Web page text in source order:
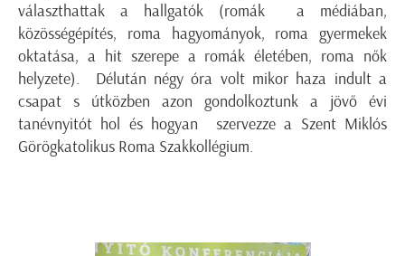
választhattak a hallgatók (romák a médiában,
közösségépítés, roma hagyományok, roma gyermekek
oktatása, a hit szerepe a romák életében, roma nők
helyzete). Délután négy óra volt mikor haza indult a
csapat s útközben azon gondolkoztunk a jövő évi
tanévnyitót hol és hogyan szervezze a Szent Miklós
Görögkatolikus Roma Szakkollégium.